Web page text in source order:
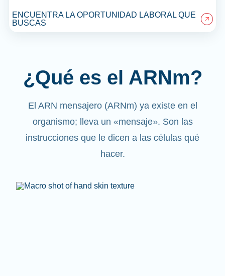
ENCUENTRA LA OPORTUNIDAD LABORAL QUE
BUSCAS
¿Qué es el ARNm?
El ARN mensajero (ARNm) ya existe en el
organismo; lleva un «mensaje». Son las
instrucciones que le dicen a las células qué
hacer.